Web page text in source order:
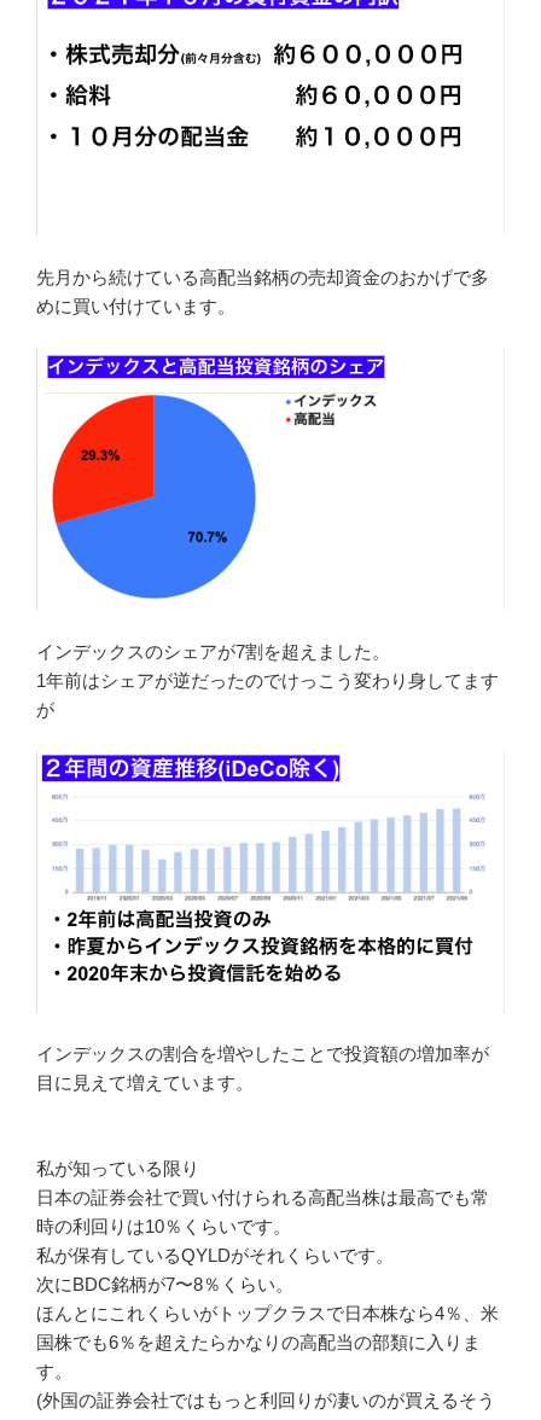
先月から続けている高配当銘柄の売却資金のおかげで多
めに買い付けています。
インデックスのシェアが7割を超えました。
1年前はシェアが逆だったのでけっこう変わり身してます
が
インデックスの割合を増やしたことで投資額の増加率が
目に見えて増えています。
私が知っている限り
日本の証券会社で買い付けられる高配当株は最高でも常
時の利回りは10％くらいです。
私が保有しているQYLDがそれくらいです。
次にBDC銘柄が7〜8％くらい。
ほんとにこれくらいがトップクラスで日本株なら4％、米
国株でも6％を超えたらかなりの高配当の部類に入りま
す。
(外国の証券会社ではもっと利回りが凄いのが買えるそう